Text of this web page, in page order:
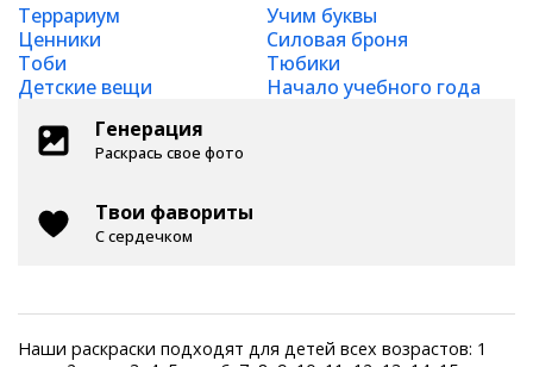
Террариум
Учим буквы
Ценники
Силовая броня
Тоби
Тюбики
Детские вещи
Начало учебного года
Генерация
Раскрась свое фото
Твои фавориты
С сердечком
Наши раскраски подходят для детей всех возрастов: 1